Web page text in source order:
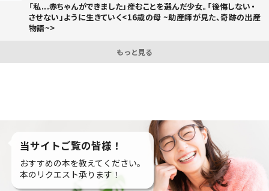
「私...赤ちゃんができました」――産むことを選んだ少女。「後悔しない・
させない」ように生きていく<16歳の母 ~助産師が見た、奇跡の出産
物語~>
もっと見る
当サイトご覧の皆様！
おすすめの本を教えてください。
本のリクエスト承ります！